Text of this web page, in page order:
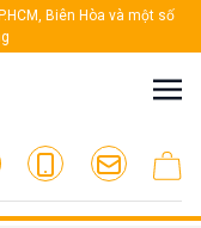
Biên Hòa và một số